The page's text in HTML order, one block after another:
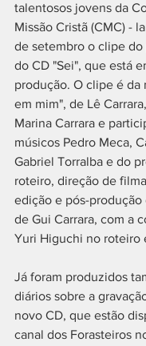
talentosos jovens da
Missão Cristã (CMC) -
de setembro o clipe
do CD "Sei", que está
produção. O clipe é da
em mim", de Lê
Marina Carrara e
músicos Pedro Meca,
Gabriel Torralba e do
roteiro, direção de
edição e pós-produção
de Gui Carrara, com a
Yuri Higuchi no roteiro
Já foram produzidos
diários sobre a
novo CD, que estão
canal dos Forasteiros